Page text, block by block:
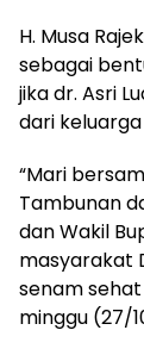
H. Musa
sebagai
jika dr. Asri
dari
“Mari
Tambunan
dan Wakil
masyarakat
senam
minggu (27/